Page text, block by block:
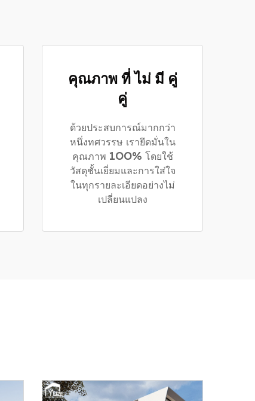
คุณภาพ ที่ ไม่ มี คู่
คู่
ด้วยประสบการณ์มากกว่า
หนึ่งทศวรรษ เรายึดมั่นใน
คุณภาพ 100% โดยใช้
วัสดุชั้นเยี่ยมและการใส่ใจ
ในทุกรายละเอียดอย่างไม่
เปลี่ยนแปลง